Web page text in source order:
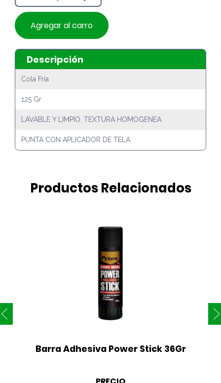
Agregar al carro
Descripción
Cola Fría
125 Gr
LAVABLE Y LIMPIO. TEXTURA HOMOGENEA
PUNTA CON APLICADOR DE TELA
Productos Relacionados
Barra Adhesiva Power Stick 36Gr